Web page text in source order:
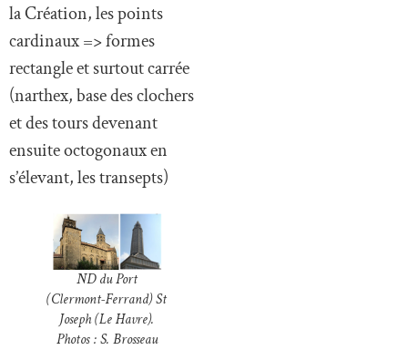
la Création, les points
cardinaux => formes
rectangle et surtout carrée
(narthex, base des clochers
et des tours devenant
ensuite octogonaux en
s’élevant, les transepts)
ND du Port
(Clermont-Ferrand) St
Joseph (Le Havre).
Photos : S. Brosseau